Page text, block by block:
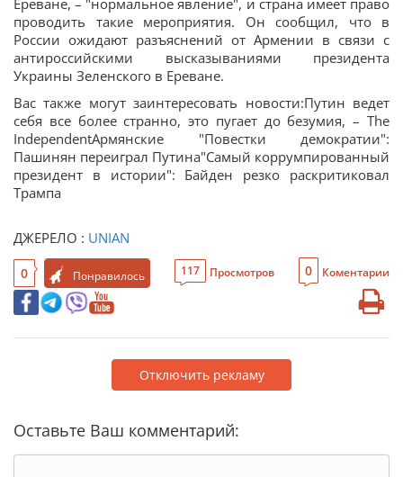
Ереване, – "нормальное явление", и страна имеет право
проводить такие мероприятия. Он сообщил, что в
России ожидают разъяснений от Армении в связи с
антироссийскими высказываниями президента
Украины Зеленского в Ереване.
Вас также могут заинтересовать новости:Путин ведет
себя все более странно, это пугает до безумия, – The
IndependentАрмянские "Повестки демократии":
Пашинян переиграл Путина"Самый коррумпированный
президент в истории": Байден резко раскритиковал
Трампа
ДЖЕРЕЛО : UNIAN
0 Понравилось 117 Просмотров 0 Коментарии
Отключить рекламу
Оставьте Ваш комментарий: